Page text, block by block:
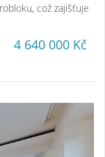
což zajišťuje
4 640 000 Kč